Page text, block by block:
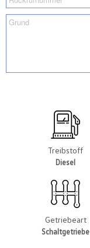
Treibstoff
Diesel
Getriebeart
Schaltgetriebe